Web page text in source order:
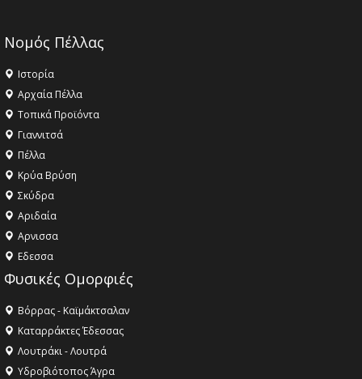
Νομός Πέλλας
Ιστορία
Αρχαία Πέλλα
Τοπικά Προϊόντα
Γιαννιτσά
Πέλλα
Κρύα Βρύση
Σκύδρα
Αριδαία
Aρνισσα
Eδεσσα
Φυσικές Ομορφιές
Βόρρας - Καϊμάκτσαλαν
Καταρράκτες Έδεσσας
Λουτράκι - Λουτρά
Υδροβιότοπος Άγρα